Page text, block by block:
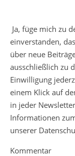
Ja, füge mich zu
einverstanden,
über neue
ausschließlich zu
Einwilligung
einem Klick auf
in jeder
Informationen
unserer
Kommentar